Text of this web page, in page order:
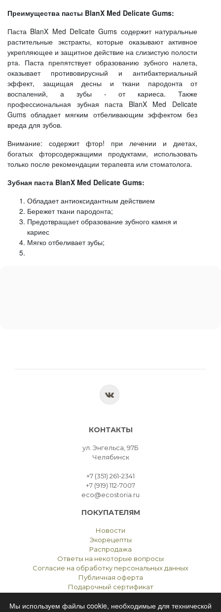
Преимущества пасты BlanX Med Delicate Gums:
Паста BlanX Med Delicate Gums содержит натуральные
растительные экстракты, которые оказывают активное
укрепляющее и защитное действие на слизистую полости
рта. Паста препятствует образованию зубного налета,
оказывает противовирусный и антибактериальный
эффект, защищая десны и ткани пародонта от
воспалений, а зубы - от кариеса. Также
профессиональная зубная паста BlanX Med Delicate
Gums обладает мягким отбеливающим эффектом без
вреда для зубов.
Внимание: содержит фтор! при лечении и диетах,
богатых фторсодержащими продуктами, использовать
только после рекомендации терапевта или стоматолога.
Зубная паста BlanX Med Delicate Gums:
Обладает антиоксидантным действием
Бережет ткани пародонта;
Предотвращает образование зубного камня и
кариес
Мягко отбеливает зубы;
КОНТАКТЫ
ул. Энгельса, 97Б
Челябинск
+7 (351) 261-2341
+7 (919) 112-7007
eco@ecostoria.ru
ПОКУПАТЕЛЯМ
Новости
Экорецепты
Распродажа
Ответы на некоторые вопросы
Согласие на обработку персональных данных
Публичная оферта
Подарочный сертификат
Мы используем файлы cookie, необходимые для технической